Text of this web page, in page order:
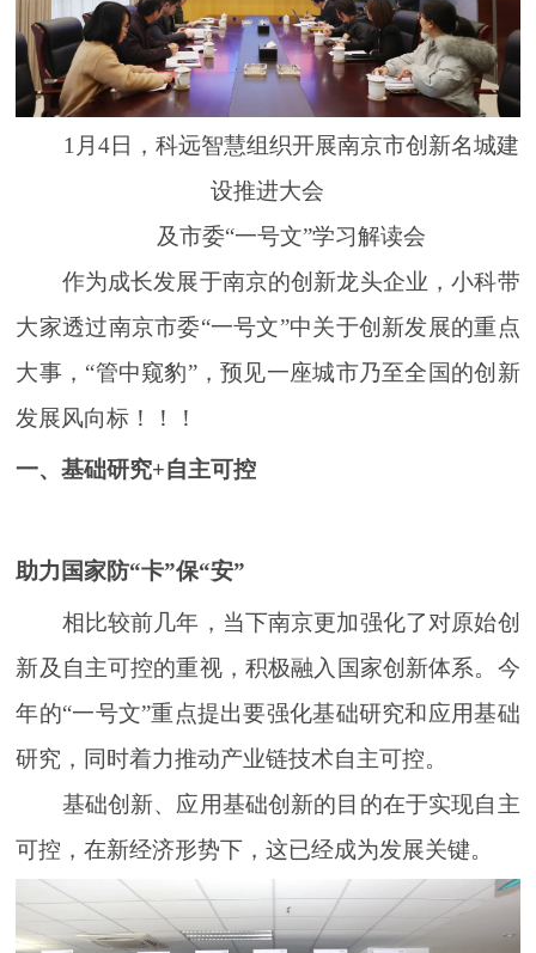
1月4日，科远智慧组织开展南京市创新名城建
设推进大会
及市委“一号文”学习解读会
作为成长发展于南京的创新龙头企业，小科带
大家透过南京市委“一号文”中关于创新发展的重点
大事，“管中窥豹”，预见一座城市乃至全国的创新
发展风向标！！！
一、基础研究+自主可控
助力国家防“卡”保“安”
相比较前几年，当下南京更加强化了对原始创
新及自主可控的重视，积极融入国家创新体系。今
年的“一号文”重点提出要强化基础研究和应用基础
研究，同时着力推动产业链技术自主可控。
基础创新、应用基础创新的目的在于实现自主
可控，在新经济形势下，这已经成为发展关键。